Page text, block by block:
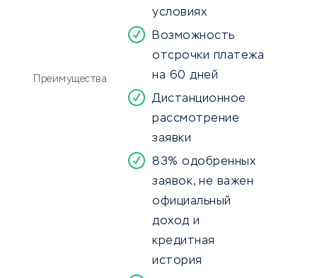
Преимущества
условиях
Возможность
отсрочки платежа
на 60 дней
Дистанционное
рассмотрение
заявки
83% одобренных
заявок, не важен
официальный
доход и
кредитная
история